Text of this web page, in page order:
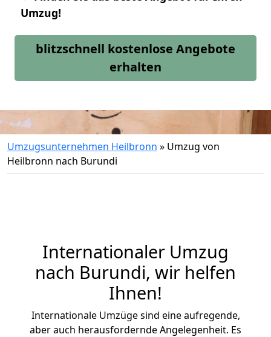
Umzug!
blitzschnell kostenlose Angebote
erhalten
Umzugsunternehmen Heilbronn » Umzug von
Heilbronn nach Burundi
Internationaler Umzug
nach Burundi, wir helfen
Ihnen!
Internationale Umzüge sind eine aufregende,
aber auch herausfordernde Angelegenheit. Es